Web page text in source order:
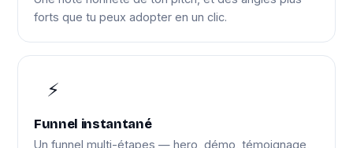
forts que tu peux adopter en un clic.
⚡
Funnel instantané
Un funnel multi-étapes — hero, démo, témoignage,